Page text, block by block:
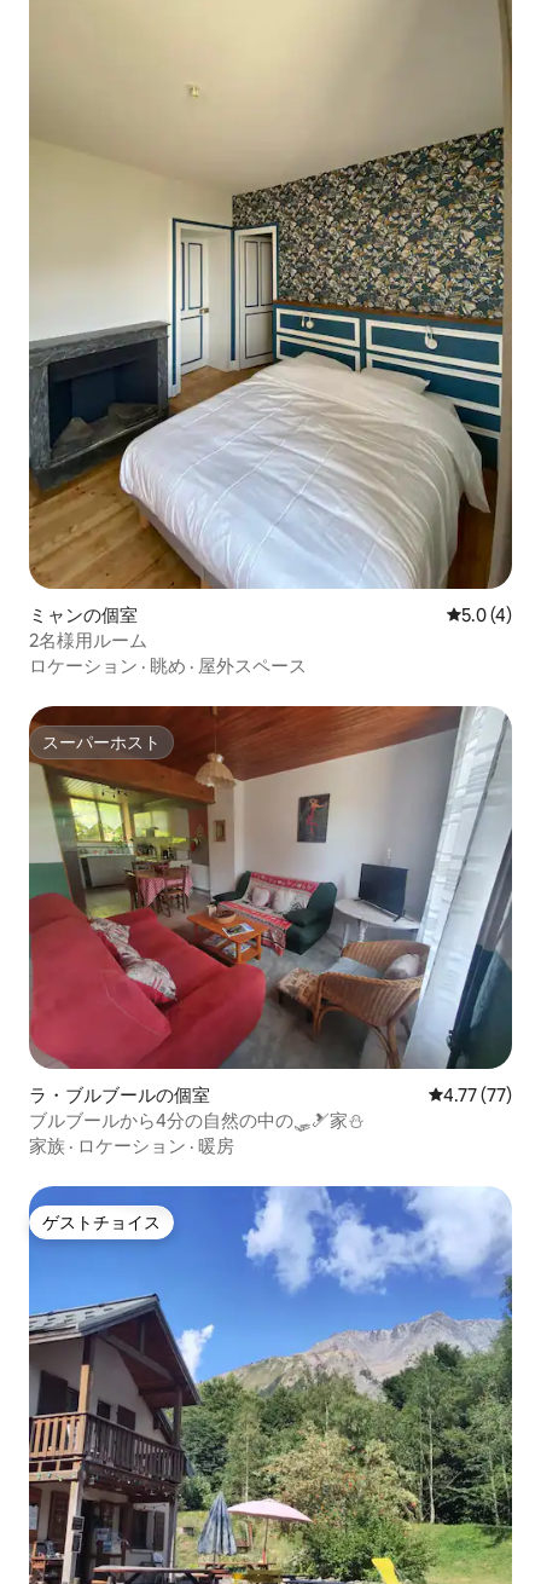
ミャンの個室 レビュー4
5.0 (4)
2名様用ルーム
ロケーション · 眺め · 屋外スペース
スーパーホスト
スーパーホスト
ラ・ブルブールの個室 レビュー77
4.77 (77)
ブルブールから4分の自然の中の🛷🎿家⛄
家族 · ロケーション · 暖房
ゲストチョイス
ゲストチョイス